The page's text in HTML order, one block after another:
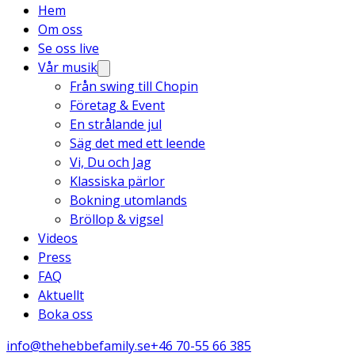
Hem
Om oss
Se oss live
Vår musik
Från swing till Chopin
Företag & Event
En strålande jul
Säg det med ett leende
Vi, Du och Jag
Klassiska pärlor
Bokning utomlands
Bröllop & vigsel
Videos
Press
FAQ
Aktuellt
Boka oss
info@thehebbefamily.se+46 70-55 66 385